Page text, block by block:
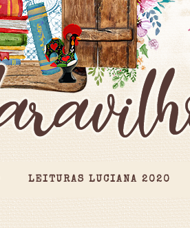
LEITURAS LUCIANA 2020